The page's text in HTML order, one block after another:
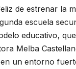
de estrenar la
escuela
educativo,
Melba
un entorno